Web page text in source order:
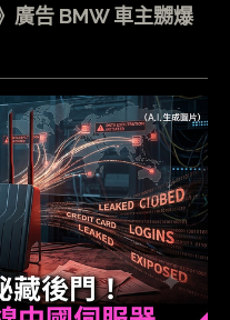
廣告 BMW 車主嬲爆